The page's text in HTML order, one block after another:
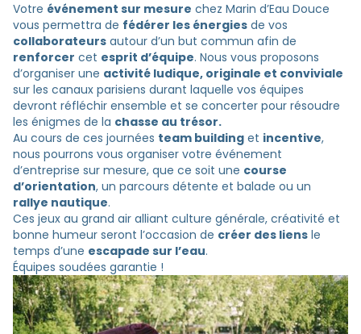
Votre événement sur mesure chez Marin d’Eau Douce
vous permettra de fédérer les énergies de vos
collaborateurs autour d’un but commun afin de
renforcer cet esprit d’équipe. Nous vous proposons
d’organiser une activité ludique, originale et conviviale
sur les canaux parisiens durant laquelle vos équipes
devront réfléchir ensemble et se concerter pour résoudre
les énigmes de la chasse au trésor.
Au cours de ces journées team building et incentive,
nous pourrons vous organiser votre événement
d’entreprise sur mesure, que ce soit une course
d’orientation, un parcours détente et balade ou un
rallye nautique.
Ces jeux au grand air alliant culture générale, créativité et
bonne humeur seront l’occasion de créer des liens le
temps d’une escapade sur l’eau.
Équipes soudées garantie !